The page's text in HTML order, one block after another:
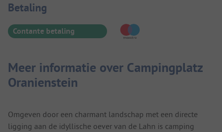
Betaalinformatie
Betaling
Contante betaling
Meer informatie over Campingplatz
Oranienstein
Omgeven door een charmant landschap met een directe
ligging aan de idyllische oever van de Lahn is camping